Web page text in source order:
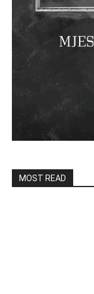
MOST READ